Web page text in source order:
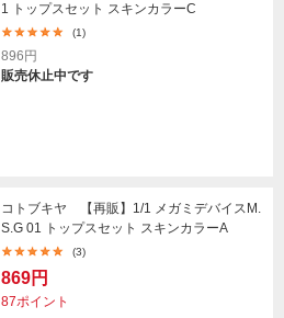
1 トップスセット スキンカラーC
(1)
896円
販売休止中です
コトブキヤ 【再販】1/1 メガミデバイスM.
S.G 01 トップスセット スキンカラーA
(3)
869円
87ポイント